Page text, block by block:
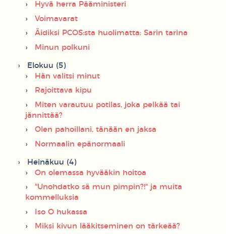
Hyvä herra Pääministeri
Voimavarat
Äidiksi PCOS:sta huolimatta: Sarin tarina
Minun polkuni
Elokuu (5)
Hän valitsi minut
Rajoittava kipu
Miten varautuu potilas, joka pelkää tai
jännittää?
Olen pahoillani, tänään en jaksa
Normaalin epänormaali
Heinäkuu (4)
On olemassa hyvääkin hoitoa
"Unohdatko sä mun pimpin?!" ja muita
kommelluksia
Iso O hukassa
Miksi kivun lääkitseminen on tärkeää?